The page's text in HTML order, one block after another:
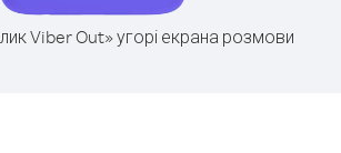
Viber Out» угорі екрана розмови